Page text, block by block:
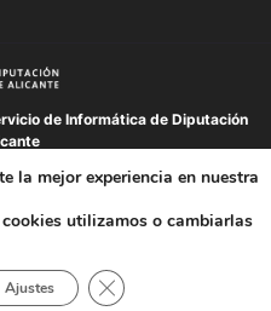
de Informática de Diputación
la mejor experiencia en nuestra
cookies utilizamos o cambiarlas
Ajustes Cerrar el banner de